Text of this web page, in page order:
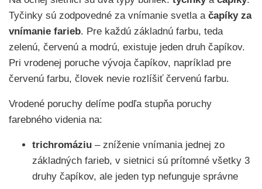
Tyčinky sú zodpovedné za vnímanie svetla a čapíky za
vnímanie farieb. Pre každú základnú farbu, teda
zelenú, červenú a modrú, existuje jeden druh čapíkov.
Pri vrodenej poruche vývoja čapíkov, napríklad pre
červenú farbu, človek nevie rozlíšiť červenú farbu.
Vrodené poruchy delíme podľa stupňa poruchy
farebného videnia na:
trichromáziu – zníženie vnímania jednej zo
základných farieb, v sietnici sú prítomné všetky 3
druhy čapíkov, ale jeden typ nefunguje správne